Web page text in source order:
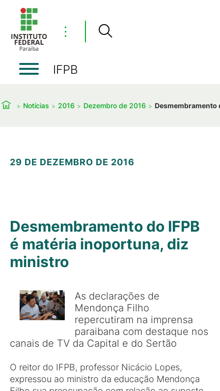
⋮
IFPB
Notícias 2016 Dezembro de 2016 Desmembramento
29 DE DEZEMBRO DE 2016
Desmembramento do IFPB
é matéria inoportuna, diz
ministro
As declarações de
Mendonça Filho
repercutiram na imprensa
paraibana com destaque nos
canais de TV da Capital e do Sertão
O reitor do IFPB, professor Nicácio Lopes,
expressou ao ministro da educação Mendonça